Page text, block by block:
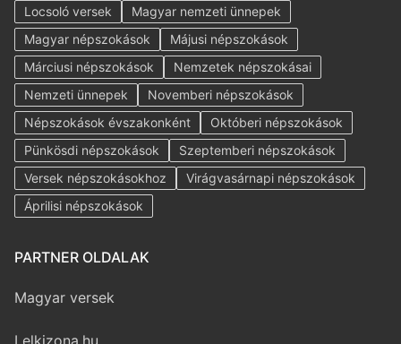
Locsoló versek
Magyar nemzeti ünnepek
Magyar népszokások
Májusi népszokások
Márciusi népszokások
Nemzetek népszokásai
Nemzeti ünnepek
Novemberi népszokások
Népszokások évszakonként
Októberi népszokások
Pünkösdi népszokások
Szeptemberi népszokások
Versek népszokásokhoz
Virágvasárnapi népszokások
Áprilisi népszokások
PARTNER OLDALAK
Magyar versek
Lelkizona.hu